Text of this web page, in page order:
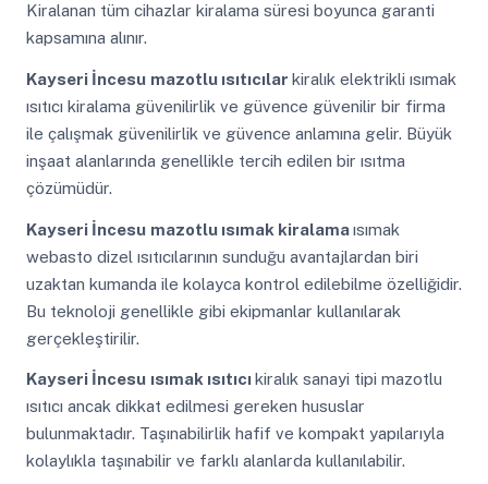
Kiralanan tüm cihazlar kiralama süresi boyunca garanti
kapsamına alınır.
Kayseri İncesu mazotlu ısıtıcılar kiralık elektrikli ısımak
ısıtıcı kiralama güvenilirlik ve güvence güvenilir bir firma
ile çalışmak güvenilirlik ve güvence anlamına gelir. Büyük
inşaat alanlarında genellikle tercih edilen bir ısıtma
çözümüdür.
Kayseri İncesu mazotlu ısımak kiralamaısımak
webasto dizel ısıtıcılarının sunduğu avantajlardan biri
uzaktan kumanda ile kolayca kontrol edilebilme özelliğidir.
Bu teknoloji genellikle gibi ekipmanlar kullanılarak
gerçekleştirilir.
Kayseri İncesu ısımak ısıtıcıkiralık sanayi tipi mazotlu
ısıtıcı ancak dikkat edilmesi gereken hususlar
bulunmaktadır. Taşınabilirlik hafif ve kompakt yapılarıyla
kolaylıkla taşınabilir ve farklı alanlarda kullanılabilir.